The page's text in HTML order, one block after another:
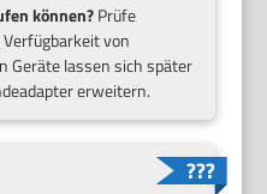
können?Prüfe
von
Geräte lassen sich später
erweitern.